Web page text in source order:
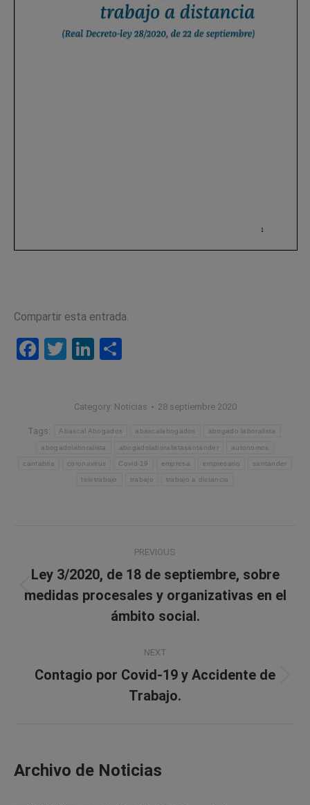
Compartir esta entrada.
Facebook
TwitterLinkedIn
Category: Noticias 28 septiembre 2020
Tags: Abascal Abogados abascalabogados abogado laboralista
abogadolaboralista abogadolaboralistasantander autonomos
cantabria coronavirus Covid-19 empresa empresario santander
teletrabajo trabajo trabajo a distancia
navigation
PREVIOUS
Previous
post:
Ley 3/2020, de 18 de septiembre, sobre
medidas procesales y organizativas en el
ámbito social.
NEXT
Next
post:
Contagio por Covid-19 y Accidente de
Trabajo.
Archivo de Noticias